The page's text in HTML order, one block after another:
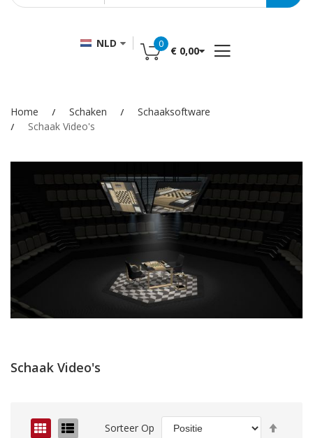
NLD 0
€ 0,00
Home Schaken
Schaaksoftware
Schaak Video's
Schaak Video's
Foto-Lijst Sorteer Op